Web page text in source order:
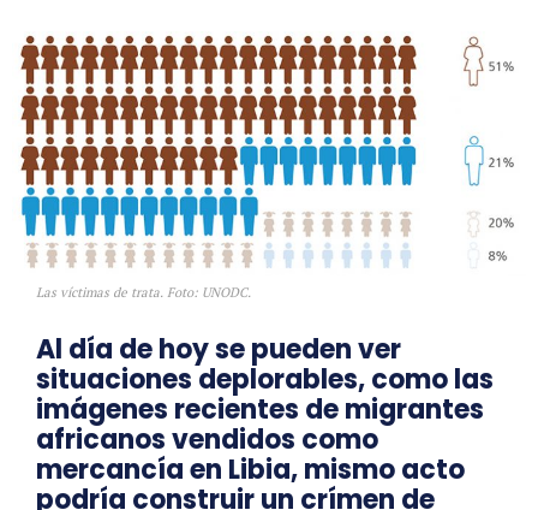
Las víctimas de trata. Foto: UNODC.
Al día de hoy se pueden ver
situaciones deplorables, como las
imágenes recientes de migrantes
africanos vendidos como
mercancía en Libia, mismo acto
podría construir un crímen de